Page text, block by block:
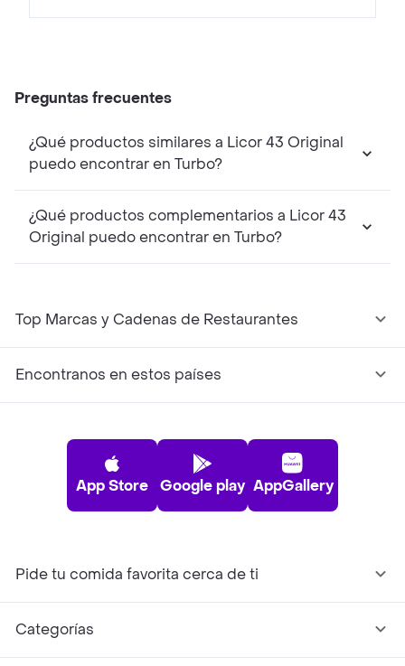
Preguntas frecuentes
¿Qué productos similares a Licor 43 Original
puedo encontrar en Turbo?
¿Qué productos complementarios a Licor 43
Original puedo encontrar en Turbo?
Top Marcas y Cadenas de Restaurantes
Encontranos en estos países
App Store Google play AppGallery
Pide tu comida favorita cerca de ti
Categorías